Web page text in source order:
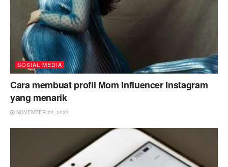
SOSIAL MEDIA
Cara membuat profil Mom Influencer Instagram
yang menarik
NOVEMBER 22, 2022